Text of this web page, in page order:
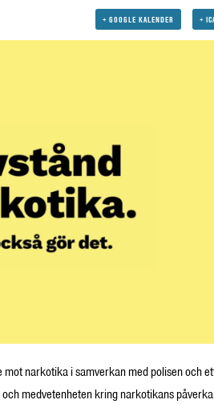
+ GOOGLE KALENDER +
narkotika i samverkan med polisen och
medvetenheten kring narkotikans